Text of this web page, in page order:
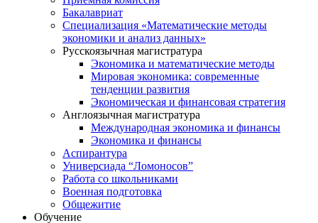
Бакалавриат
Специализация «Математические методы
экономики и анализ данных»
Русскоязычная магистратура
Экономика и математические методы
Мировая экономика: современные
тенденции развития
Экономическая и финансовая стратегия
Англоязычная магистратура
Международная экономика и финансы
Экономика и финансы
Аспирантура
Универсиада “Ломоносов”
Работа со школьниками
Военная подготовка
Общежитие
Обучение